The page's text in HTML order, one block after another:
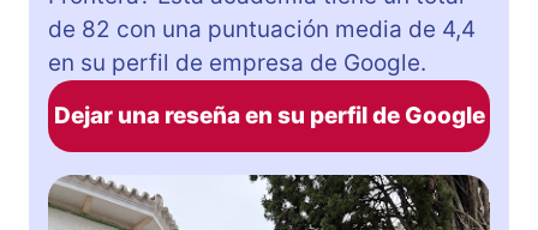
de 82 con una puntuación media de 4,4
en su perfil de empresa de Google.
Dejar una reseña en su perfil de Google